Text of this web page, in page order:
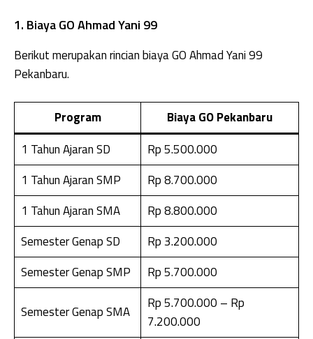
1. Biaya GO Ahmad Yani 99
Berikut merupakan rincian biaya GO Ahmad Yani 99
Pekanbaru.
Program
Biaya GO Pekanbaru
1 Tahun Ajaran SD
Rp 5.500.000
1 Tahun Ajaran SMP
Rp 8.700.000
1 Tahun Ajaran SMA
Rp 8.800.000
Semester Genap SD
Rp 3.200.000
Semester Genap SMP
Rp 5.700.000
Semester Genap SMA
Rp 5.700.000 – Rp
7.200.000